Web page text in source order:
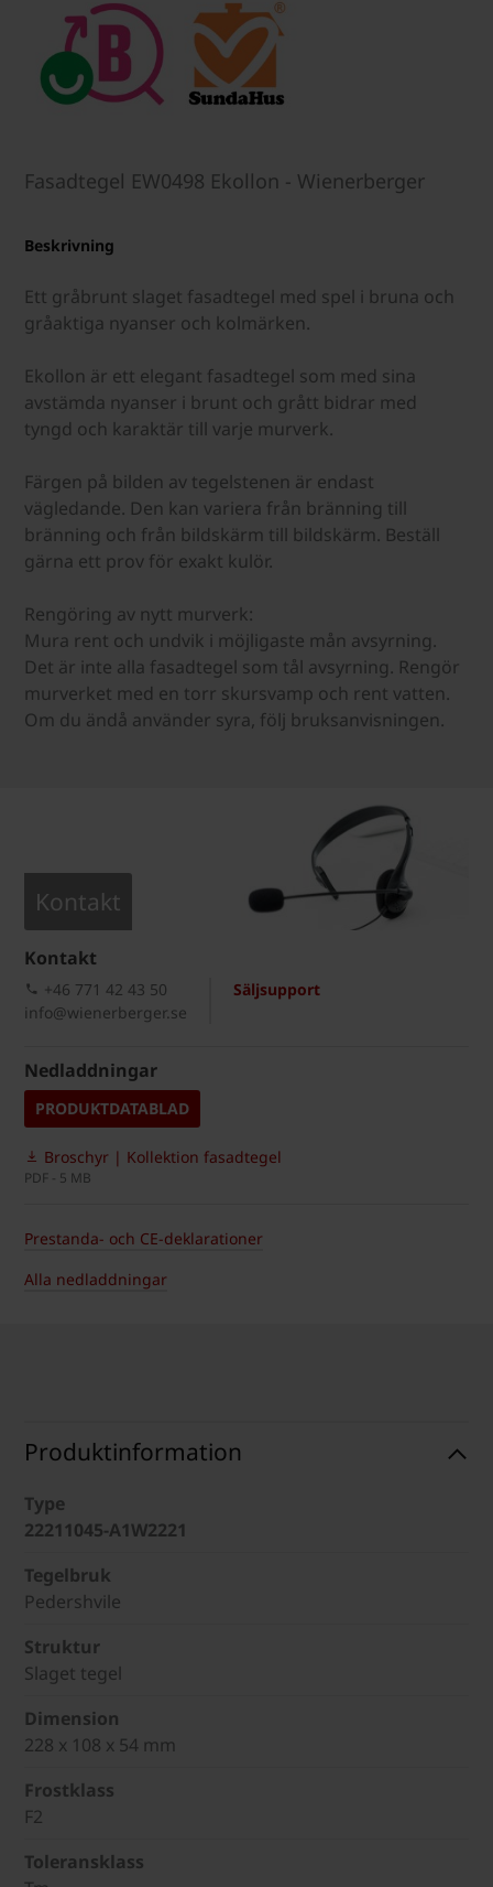
Fasadtegel EW0498 Ekollon - Wienerberger
Beskrivning
Ett gråbrunt slaget fasadtegel med spel i bruna och
gråaktiga nyanser och kolmärken.
Ekollon är ett elegant fasadtegel som med sina
avstämda nyanser i brunt och grått bidrar med
tyngd och karaktär till varje murverk.
Färgen på bilden av tegelstenen är endast
vägledande. Den kan variera från bränning till
bränning och från bildskärm till bildskärm. Beställ
gärna ett prov för exakt kulör.
Rengöring av nytt murverk:
Mura rent och undvik i möjligaste mån avsyrning.
Det är inte alla fasadtegel som tål avsyrning. Rengör
murverket med en torr skursvamp och rent vatten.
Om du ändå använder syra, följ bruksanvisningen.
Kontakt
Kontakt
Säljsupport
+46 771 42 43 50
info@wienerberger.se
Nedladdningar
PRODUKTDATABLAD
Broschyr | Kollektion fasadtegel
PDF - 5 MB
Prestanda- och CE-deklarationer
Alla nedladdningar
Produktinformation
Type
22211045-A1W2221
Tegelbruk
Pedershvile
Struktur
Slaget tegel
Dimension
228 x 108 x 54 mm
Frostklass
F2
Toleransklass